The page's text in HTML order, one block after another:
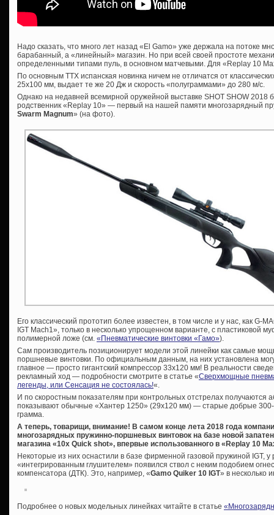
Надо сказать, что много лет назад «El Gamo» уже держала на потоке
барабанный, а «линейный» магазин. Но при всей своей простоте
определенными типами пуль, в основном матчевыми. Для «Replay 10
По основным ТТХ испанская новинка ничем не отличатся от
25х100 мм, выдает те же 20 Дж и скорость «полуграммами» до 280 м/с.
Однако на недавней всемирной оружейной выставке SHOT SHOW 2018
родственник «Replay 10» — первый на нашей памяти многозарядный
Swarm Magnum» (на фото).
Его классический прототип более известен, в том числе и у нас, как G-
IGT Mach1», только в несколько упрощенном варианте, с пластиковой
полимерной ложе (см. «Пневматические винтовки «Гамо»).
Сам производитель позиционирует модели этой линейки как самые
поршневые винтовки. По официальным данным, на них установлена
главное — просто гигантский компрессор 33х120 мм! В реальности
рекламный ход — подробности смотрите в статье «Сверхмощные
легенды, или Сенсация не состоялась!«.
И по скоростным показателям при контрольных отстрелах получаются
показывают обычные «Хантер 1250» (29х120 мм) — старые добрые
грамма.
А теперь, товарищи, внимание! В самом конце лета 2018 года
многозарядных пружинно-поршневых винтовок на базе новой
магазина «10x Quick shot», впервые использованного в «Replay 10
Некоторые из них оснастили в базе фирменной газовой пружиной IGT, у
«интегрированным глушителем» появился ствол с неким подобием
компенсатора (ДТК). Это, например, «Gamo Quiker 10 IGT» в несколько
Подробнее о новых модельных линейках читайте в статье